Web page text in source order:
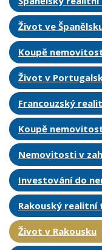
Život ve
Koupě
Život v
Francouzský
Koupě
Nemovitosti v
Investování do
Rakouský realitní
Život v Rakousku